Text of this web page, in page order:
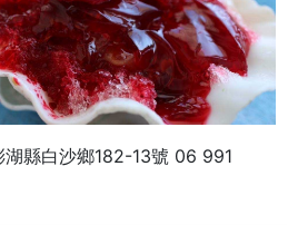
縣白沙鄉182-13號 06 991